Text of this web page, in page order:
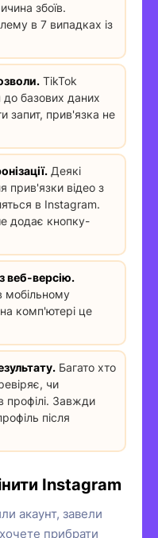
збоїв.
в 7 випадках із
TikTok
до базових даних
запит, прив'язка не
Деякі
прив'язки відео з
в Instagram.
додає кнопку-
веб-версію.
мобільному
комп'ютері це
Багато хто
чи
профілі. Завжди
після
Instagram
акаунт, завели
прибрати